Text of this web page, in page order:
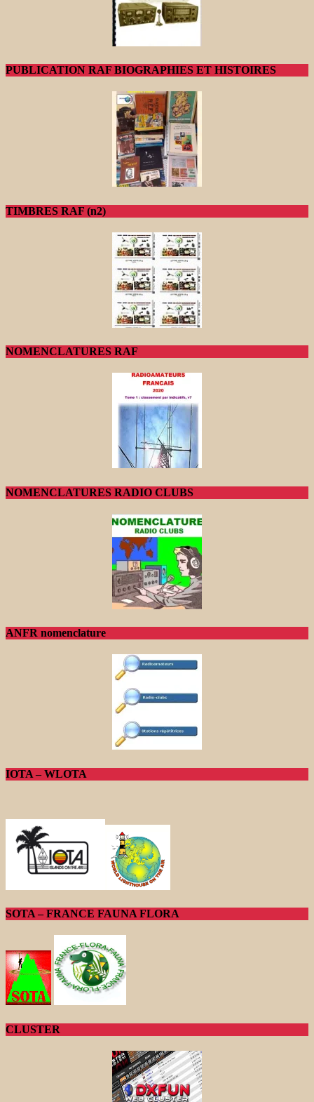
PUBLICATION RAF BIOGRAPHIES ET HISTOIRES
TIMBRES RAF (n2)
NOMENCLATURES RAF
NOMENCLATURES RADIO CLUBS
ANFR nomenclature
IOTA – WLOTA
SOTA – FRANCE FAUNA FLORA
CLUSTER